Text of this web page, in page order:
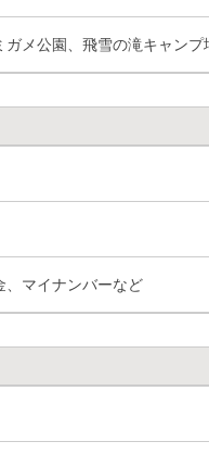
メ公園、飛雪の滝キャンプ
、マイナンバーなど